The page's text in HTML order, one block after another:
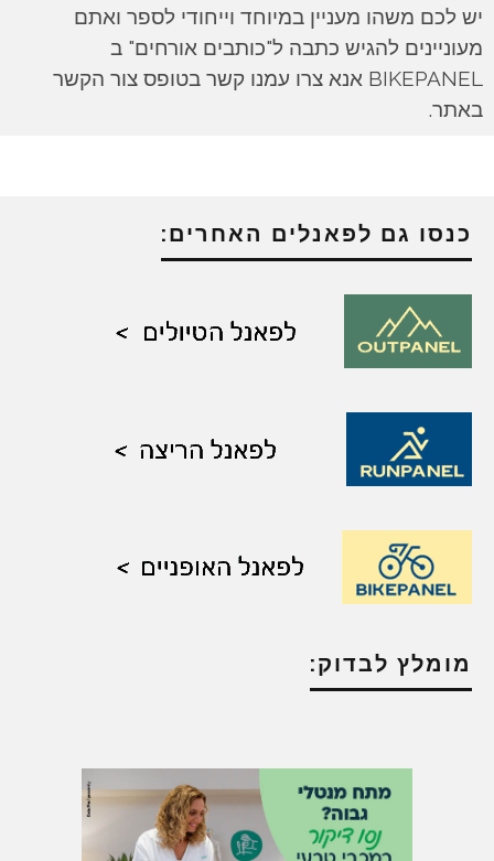
יש לכם משהו מעניין במיוחד וייחודי לספר ואתם
מעוניינים להגיש כתבה ל"כותבים אורחים" ב
BIKEPANEL אנא צרו עמנו קשר בטופס צור הקשר
באתר.
כנסו גם לפאנלים האחרים:
מומלץ לבדוק: